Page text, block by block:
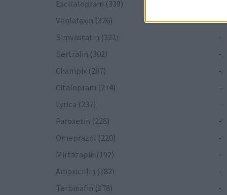
Escitalopram (339)
Venlafaxin (326)
-
Simvastatin (321)
-
Sertralin (302)
-
Champix (297)
-
Citalopram (274)
-
Lyrica (237)
-
Paroxetin (228)
-
Omeprazol (220)
-
Mirtazapin (192)
-
Amoxicillin (182)
-
Terbinafin (178)
-